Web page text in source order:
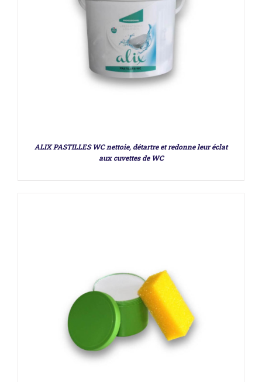
ALIX PASTILLES WC nettoie, détartre et redonne leur éclat
aux cuvettes de WC
DÉTAILS